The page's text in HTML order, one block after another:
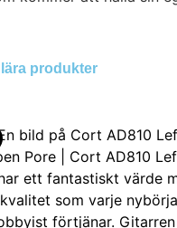
produkter